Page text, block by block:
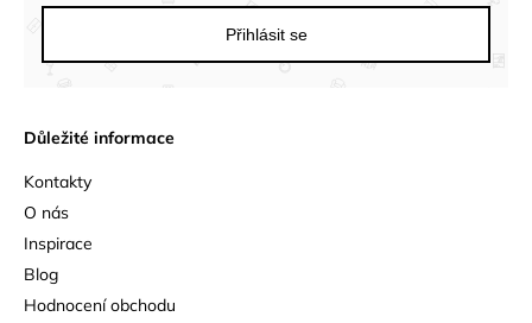
Důležité informace
Kontakty
O nás
Inspirace
Blog
Hodnocení obchodu
Přihlásit se